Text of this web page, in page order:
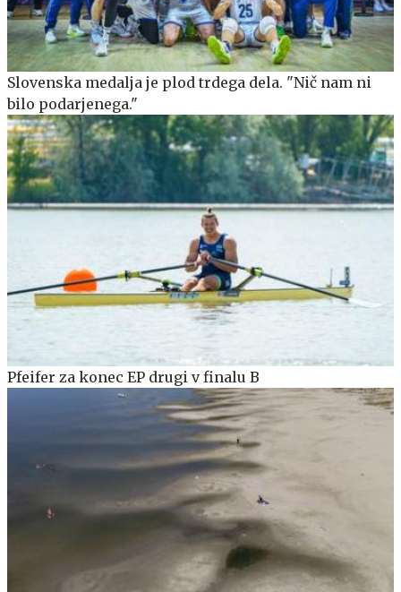
Slovenska medalja je plod trdega dela. "Nič nam ni
bilo podarjenega."
Pfeifer za konec EP drugi v finalu B